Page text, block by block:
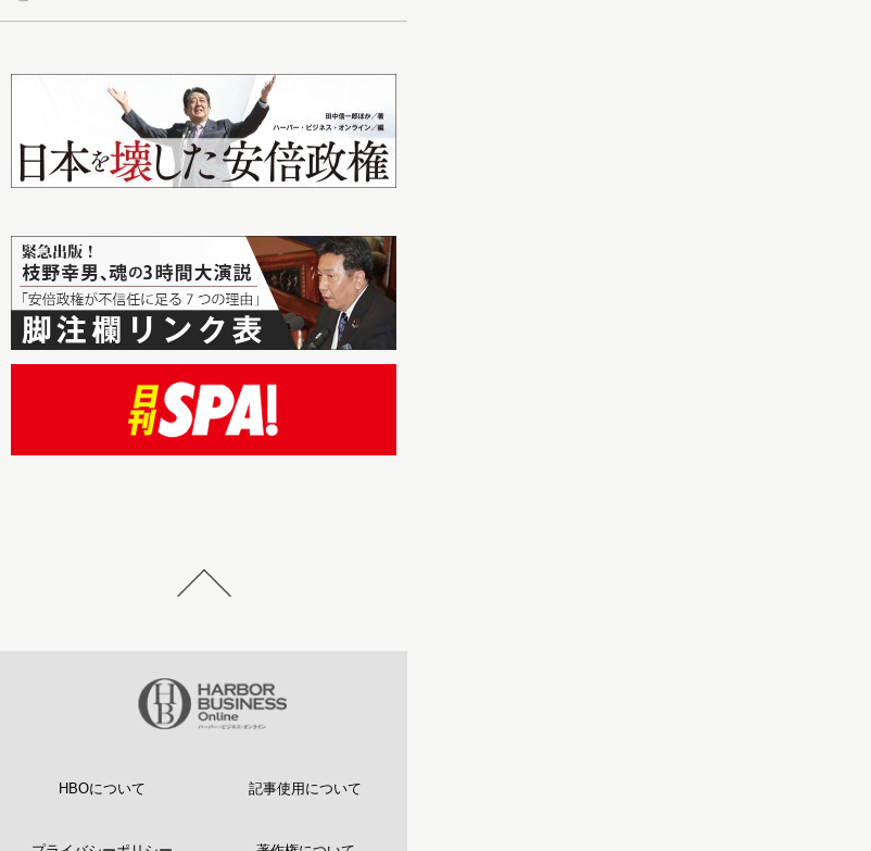
HBOについて 記事使用について